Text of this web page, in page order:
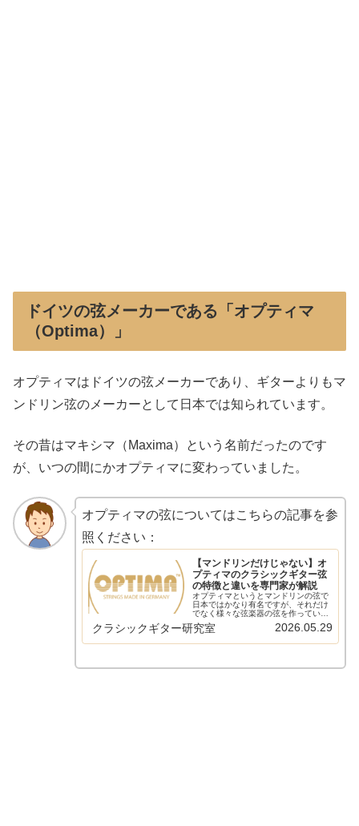
ドイツの弦メーカーである「オプティマ
（Optima）」
オプティマはドイツの弦メーカーであり、ギターよりもマ
ンドリン弦のメーカーとして日本では知られています。
その昔はマキシマ（Maxima）という名前だったのです
が、いつの間にかオプティマに変わっていました。
オプティマの弦についてはこちらの記事を参
照ください：
【マンドリンだけじゃない】オ
プティマのクラシックギター弦
の特徴と違いを専門家が解説
オプティマというとマンドリンの弦で
日本ではかなり有名ですが、それだけ
でなく様々な弦楽器の弦を作っていま
す。そして、クラシックギター用の弦
も作っており、なかなか良い弦です。
クラシックギター研究室 2026.05.29